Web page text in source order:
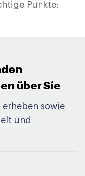
Punkte:
über Sie
erheben sowie
und